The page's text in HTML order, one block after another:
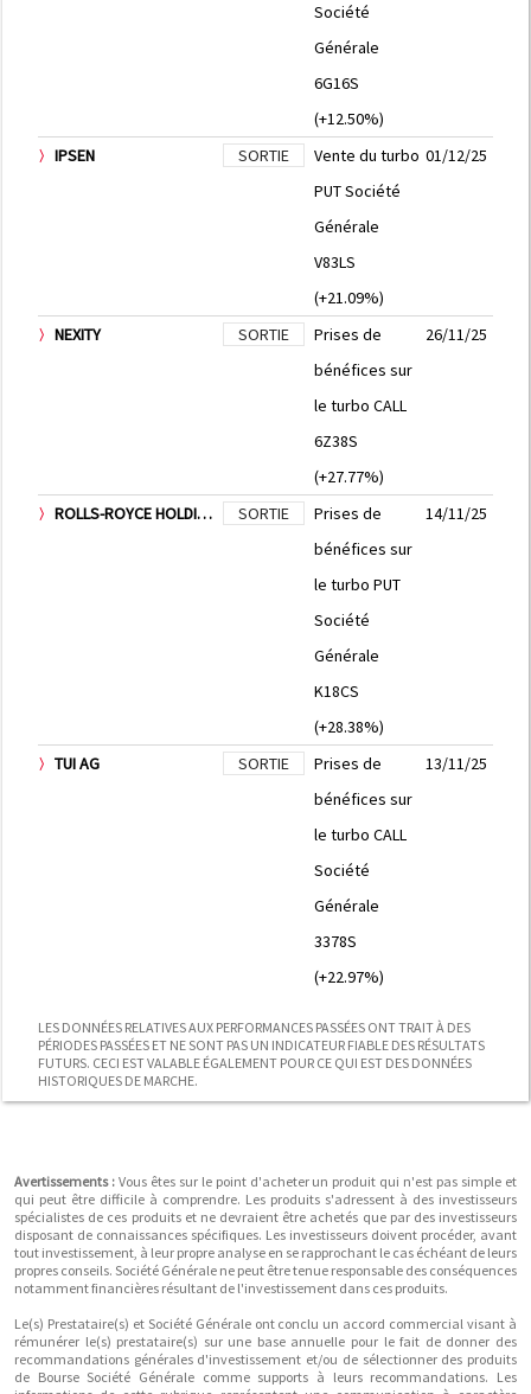
Société
Générale
6G16S
(+12.50%)
IPSEN SORTIE
Vente du turbo
PUT Société
Générale
V83LS
(+21.09%)
01/12/25
NEXITY SORTIE
Prises de
bénéfices sur
le turbo CALL
6Z38S
(+27.77%)
26/11/25
ROLLS-ROYCE HOLDINGS PLC SORTIE
Prises de
bénéfices sur
le turbo PUT
Société
Générale
K18CS
(+28.38%)
14/11/25
TUI AG SORTIE
Prises de
bénéfices sur
le turbo CALL
Société
Générale
3378S
(+22.97%)
13/11/25
LES DONNÉES RELATIVES AUX PERFORMANCES PASSÉES ONT TRAIT À DES
PÉRIODES PASSÉES ET NE SONT PAS UN INDICATEUR FIABLE DES RÉSULTATS
FUTURS. CECI EST VALABLE ÉGALEMENT POUR CE QUI EST DES DONNÉES
HISTORIQUES DE MARCHE.
Avertissements :Vous êtes sur le point d'acheter un produit qui n'est pas simple et
qui peut être difficile à comprendre. Les produits s'adressent à des investisseurs
spécialistes de ces produits et ne devraient être achetés que par des investisseurs
disposant de connaissances spécifiques. Les investisseurs doivent procéder, avant
tout investissement, à leur propre analyse en se rapprochant le cas échéant de leurs
propres conseils. Société Générale ne peut être tenue responsable des conséquences
notamment financières résultant de l'investissement dans ces produits.
Le(s) Prestataire(s) et Société Générale ont conclu un accord commercial visant à
rémunérer le(s) prestataire(s) sur une base annuelle pour le fait de donner des
recommandations générales d'investissement et/ou de sélectionner des produits
de Bourse Société Générale comme supports à leurs recommandations. Les